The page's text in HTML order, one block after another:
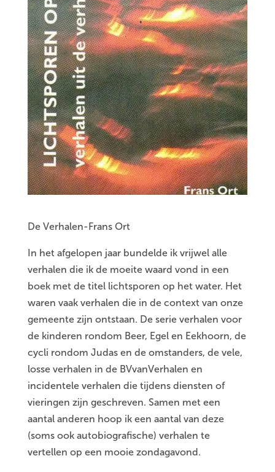
De Verhalen-Frans Ort
In het afgelopen jaar bundelde ik vrijwel alle
verhalen die ik de moeite waard vond in een
boek met de titel lichtsporen op het water. Het
waren vaak verhalen die in de context van onze
gemeente zijn ontstaan. De serie verhalen voor
de kinderen rondom Beer, Egel en Eekhoorn, de
cycli rondom Judas en de omstanders, de vele,
losse verhalen in de BVvanVerhalen en
incidentele verhalen die tijdens diensten of
vieringen zijn geschreven. Samen met een
aantal anderen hoop ik een aantal van deze
(soms ook autobiografische) verhalen te
vertellen op een mooie zondagavond.